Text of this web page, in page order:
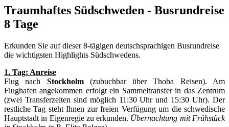
Traumhaftes Südschweden - Busrundreise
8 Tage
Erkunden Sie auf dieser 8-tägigen deutschsprachigen Busrundreise
die wichtigsten Highlights Südschwedens.
1. Tag: Anreise
Flug nach Stockholm(zubuchbar über Thoba Reisen). Am
Flughafen angekommen erfolgt ein Sammeltransfer in das Zentrum
(zwei Transferzeiten sind möglich 11:30 Uhr und 15:30 Uhr). Der
restliche Tag steht Ihnen zur freien Verfügung um die schwedische
Hauptstadt in Eigenregie zu erkunden. Übernachtung mit Frühstück